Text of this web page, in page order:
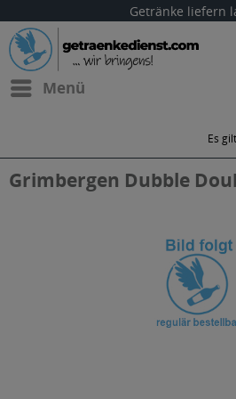
Getränke liefern
Menü
Es
Grimbergen Dubble